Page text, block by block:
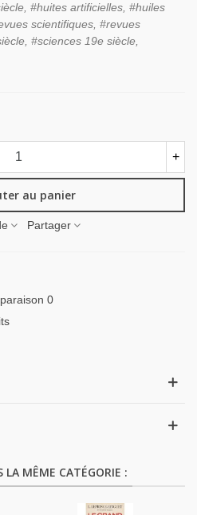
#huites artificielles, #huiles
scientifiques, #revues
#sciences 19e siècle,
+
au panier
Partager
0
LA MÊME CATÉGORIE :